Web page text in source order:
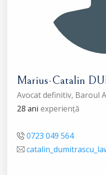
Marius-Catalin
Avocat definitiv, Baroul
28 ani experiență
0723 049 564